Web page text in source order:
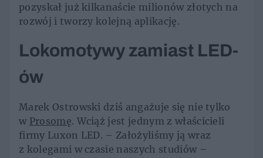
pozyskał już kilkanaście milionów złotych na
rozwój i tworzy kolejną aplikację.
Lokomotywy zamiast LED-
ów
Marek Ostrowski dziś angażuje się nie tylko
w Prosomę. Wciąż jest jednym z właścicieli
firmy Luxon LED. – Założyliśmy ją wraz
z kolegami w czasie naszych studiów –